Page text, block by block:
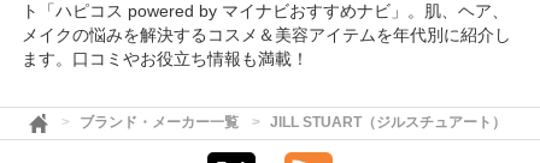
ト「ハピコス powered by マイナビおすすめナビ」。肌、ヘア、
メイクの悩みを解決するコスメ＆美容アイテムを年代別に紹介し
ます。口コミやお役立ち情報も満載！
ブランド・メーカー一覧 JILL STUART（ジルスチュアート）